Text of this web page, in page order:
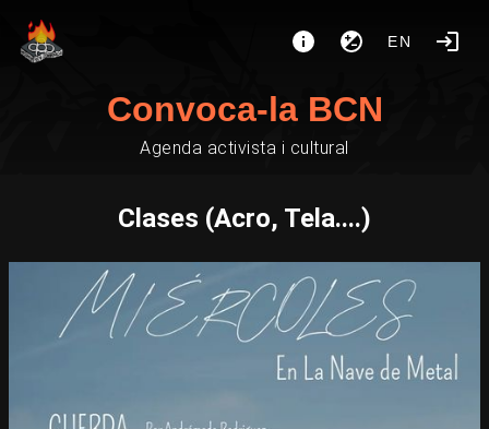
EN
Convoca-la BCN
Agenda activista i cultural
Clases (Acro, Tela....)